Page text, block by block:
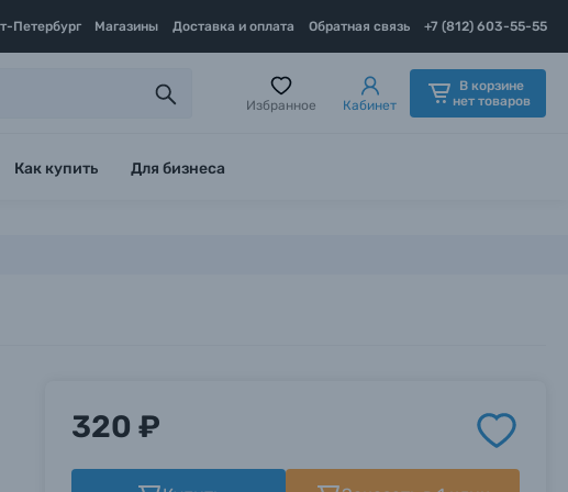
Петербург Магазины Доставка и оплата Обратная связь +7 (812) 603-55-55
Избранное Кабинет
В корзине
нет товаров
Как купить Для бизнеса
320 ₽